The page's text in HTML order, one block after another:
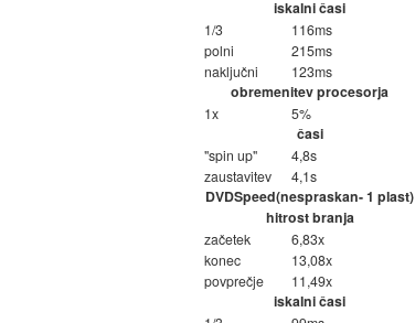
iskalni časi
1/3
116ms
polni
215ms
naključni
123ms
obremenitev procesorja
1x 5%
časi
"spin up"
4,8s
zaustavitev
4,1s
DVDSpeed(nespraskan- 1 plast)
hitrost branja
začetek
6,83x
konec
13,08x
povprečje
11,49x
iskalni časi